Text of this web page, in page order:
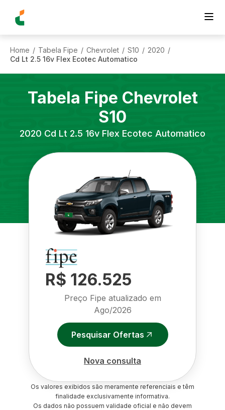
Home / Tabela Fipe / Chevrolet / S10 / 2020 /
Cd Lt 2.5 16v Flex Ecotec Automatico
Tabela Fipe Chevrolet
S10
2020 Cd Lt 2.5 16v Flex Ecotec Automatico
R$ 126.525
Preço Fipe atualizado em
Ago/2026
Pesquisar Ofertas
Nova consulta
Os valores exibidos são meramente referenciais e têm
finalidade exclusivamente informativa.
Os dados não possuem validade oficial e não devem